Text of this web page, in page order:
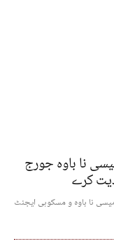
نا باوہ جورج
میسی نا باوہ و مسکوہی ایجنٹ